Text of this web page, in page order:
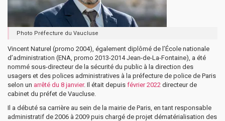
Photo Préfecture du Vaucluse
Vincent Naturel (promo 2004), également diplômé de l’École nationale
d’administration (ENA, promo 2013-2014 Jean-de-La-Fontaine), a été
nommé sous-directeur de la sécurité du public à la direction des
usagers et des polices administratives à la préfecture de police de Paris
selon un arrêté du 8 janvier. Il était depuis février 2022 directeur de
cabinet du préfet de Vaucluse.
Il a débuté sa carrière au sein de la mairie de Paris, en tant responsable
administratif de 2006 à 2009 puis chargé de projet dématérialisation des